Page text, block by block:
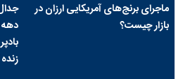
ماجرای برنج‌های آمریکایی ارزان در
بازار چیست؟